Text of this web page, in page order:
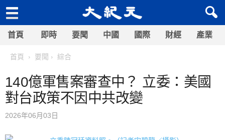
首頁 即時 要聞 中國 國際 財經 產業
首頁 要聞 綜合
140億軍售案審查中？ 立委：美國
對台政策不因中共改變
2026年06月03日